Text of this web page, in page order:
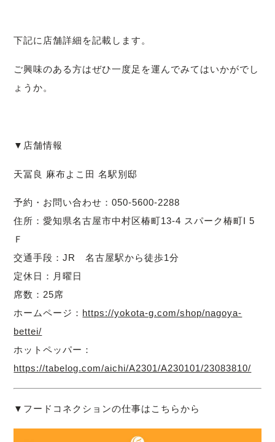
下記に店舗詳細を記載します。
ご興味のある方はぜひ一度足を運んでみてはいかがでし
ょうか。
▼店舗情報
天冨良 麻布よこ田 名駅別邸
予約・お問い合わせ：050-5600-2288
住所：愛知県名古屋市中村区椿町13-4 スパーク椿町I 5
Ｆ
交通手段：JR 名古屋駅から徒歩1分
定休日：月曜日
席数：25席
ホームページ： https://yokota-g.com/shop/nagoya-
bettei/
ホットペッパー：
https://tabelog.com/aichi/A2301/A230101/23083810/
▼フードコネクションの仕事はこちらから